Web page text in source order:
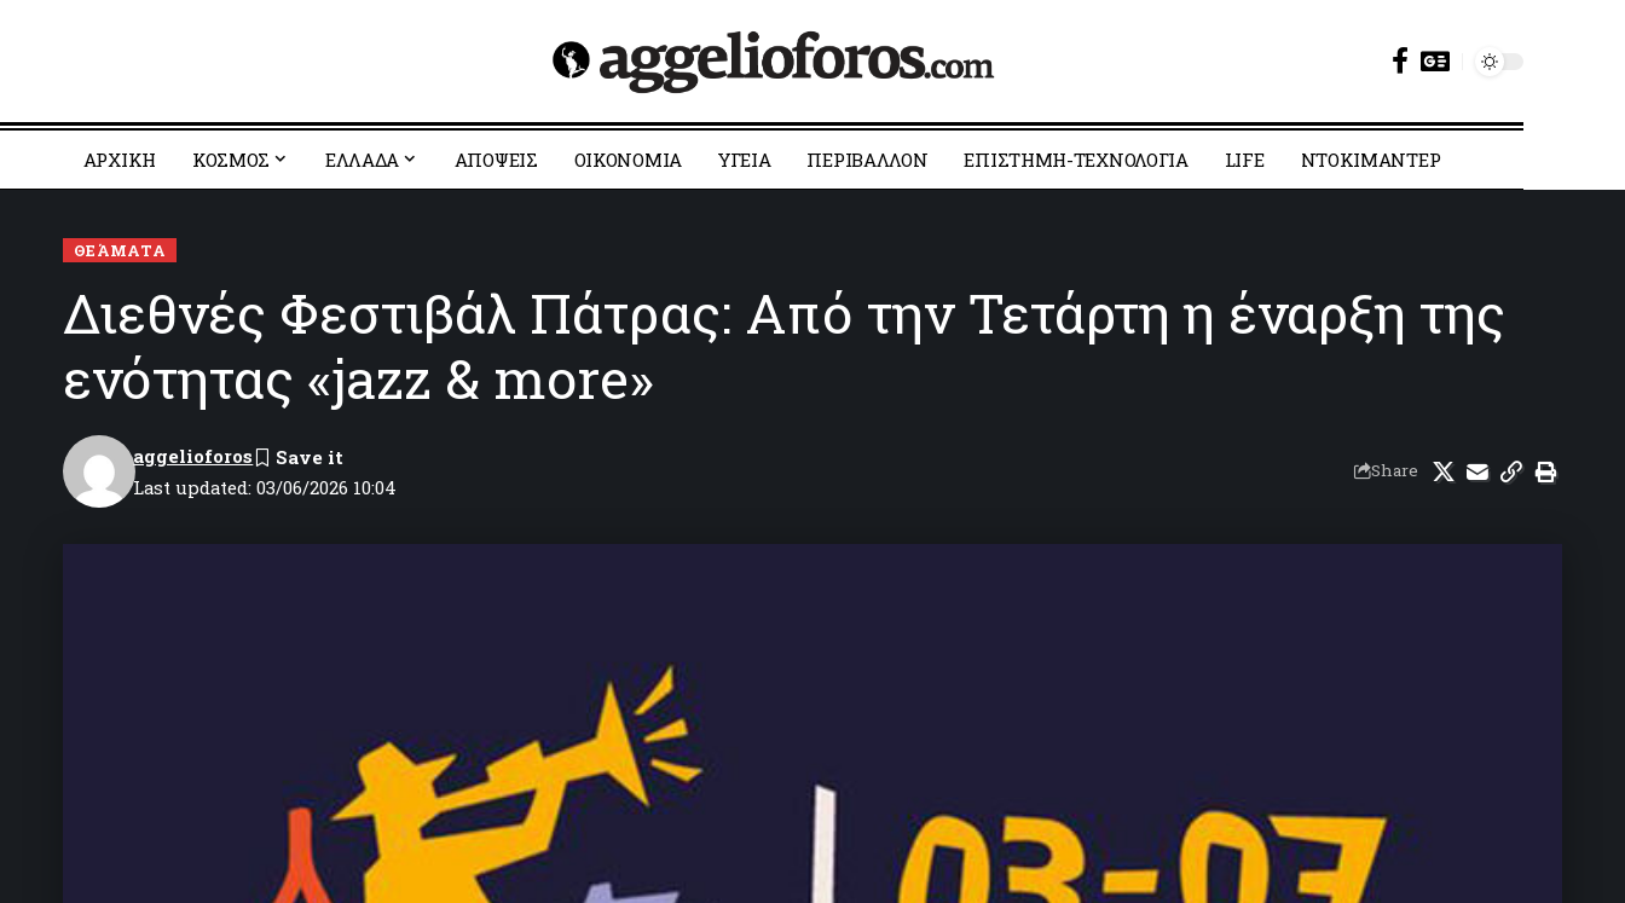
ΑΡΧΙΚΗ ΚΟΣΜΟΣ EΛΛΑΔΑ ΑΠΟΨΕΙΣ ΟΙΚΟΝΟΜΙΑ YΓΕΙΑ ΠΕΡΙΒΑΛΛΟΝ ΕΠΙΣΤΗΜΗ-ΤΕΧΝΟΛΟΓΙΑ LIFE ΝΤΟΚΙΜΑΝΤΕΡ
ΘΕΆΜΑΤΑ
Διεθνές Φεστιβάλ Πάτρας: Από την Τετάρτη η έναρξη της
ενότητας «jazz & more»
Last updated: 03/06/2026 10:04
aggelioforos
Share